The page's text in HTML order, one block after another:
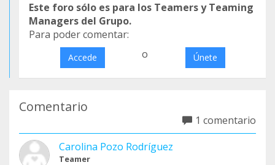
Este foro sólo es para los Teamers y Teaming
Managers del Grupo.
Para poder comentar:
Accede o Únete
Comentario
1 comentario
Carolina Pozo Rodríguez
Teamer